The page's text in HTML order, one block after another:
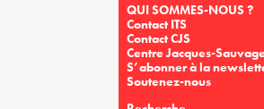
QUI SOMMES-NOUS ?
Contact ITS
Contact CJS
Centre Jacques-
S’abonner à la
Soutenez-nous